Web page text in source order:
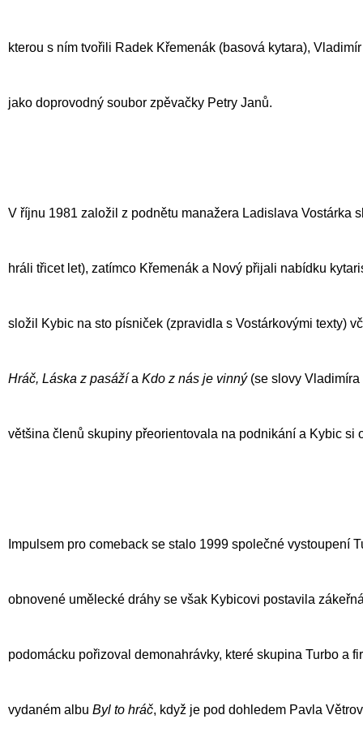
kterou s ním tvořili Radek Křemenák (basová kytara),
jako doprovodný soubor zpěvačky Petry Janů.
V říjnu 1981 založil z podnětu manažera Ladislava Vostárka
hráli třicet let), zatímco Křemenák a Nový přijali nabídku
složil Kybic na sto písniček (zpravidla s Vostárkovými texty)
Hráč, Láska z pasážía Kdo z nás je vinný (se slovy
většina členů skupiny přeorientovala na podnikání a Kybic si
Impulsem pro comeback se stalo 1999 společné vystoupení
obnovené umělecké dráhy se však Kybicovi postavila
podomácku pořizoval demonahrávky, které skupina Turbo a
vydaném albu Byl to hráč, když je pod dohledem Pavla